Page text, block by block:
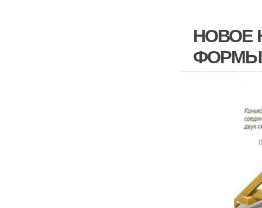
НОВОЕ
ФОРМЫ